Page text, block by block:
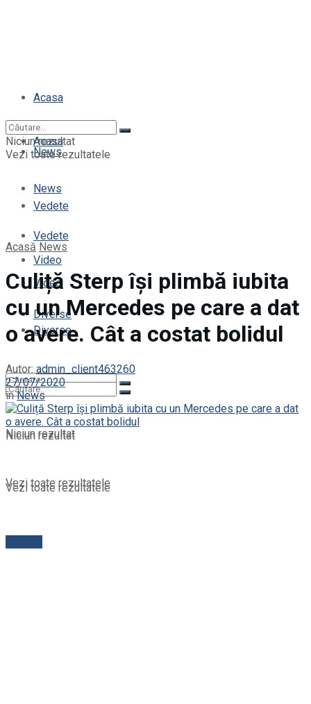
Acasa
News
Vedete
Video
Diverse
Niciun rezultat
Vezi toate rezultatele
Acasa
News
Vedete
Video
Diverse
Niciun rezultat
Vezi toate rezultatele
Niciun rezultat
Vezi toate rezultatele
Acasă News
Culiță Sterp își plimbă iubita
cu un Mercedes pe care a dat
o avere. Cât a costat bolidul
Autor: admin_client463260
27/07/2020
în News